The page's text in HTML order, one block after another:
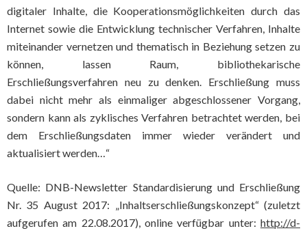
digitaler Inhalte, die Kooperationsmöglichkeiten durch das
Internet sowie die Entwicklung technischer Verfahren, Inhalte
miteinander vernetzen und thematisch in Beziehung setzen zu
können, lassen Raum, bibliothekarische
Erschließungsverfahren neu zu denken. Erschließung muss
dabei nicht mehr als einmaliger abgeschlossener Vorgang,
sondern kann als zyklisches Verfahren betrachtet werden, bei
dem Erschließungsdaten immer wieder verändert und
aktualisiert werden…“
Quelle: DNB-Newsletter Standardisierung und Erschließung
Nr. 35 August 2017: „Inhaltserschließungskonzept“ (zuletzt
aufgerufen am 22.08.2017), online verfügbar unter: http://d-